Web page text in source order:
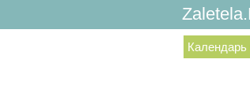
Календарь